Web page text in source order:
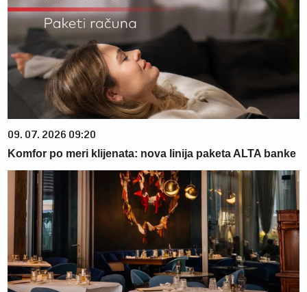
09. 07. 2026 09:20
Komfor po meri klijenata: nova linija paketa ALTA banke